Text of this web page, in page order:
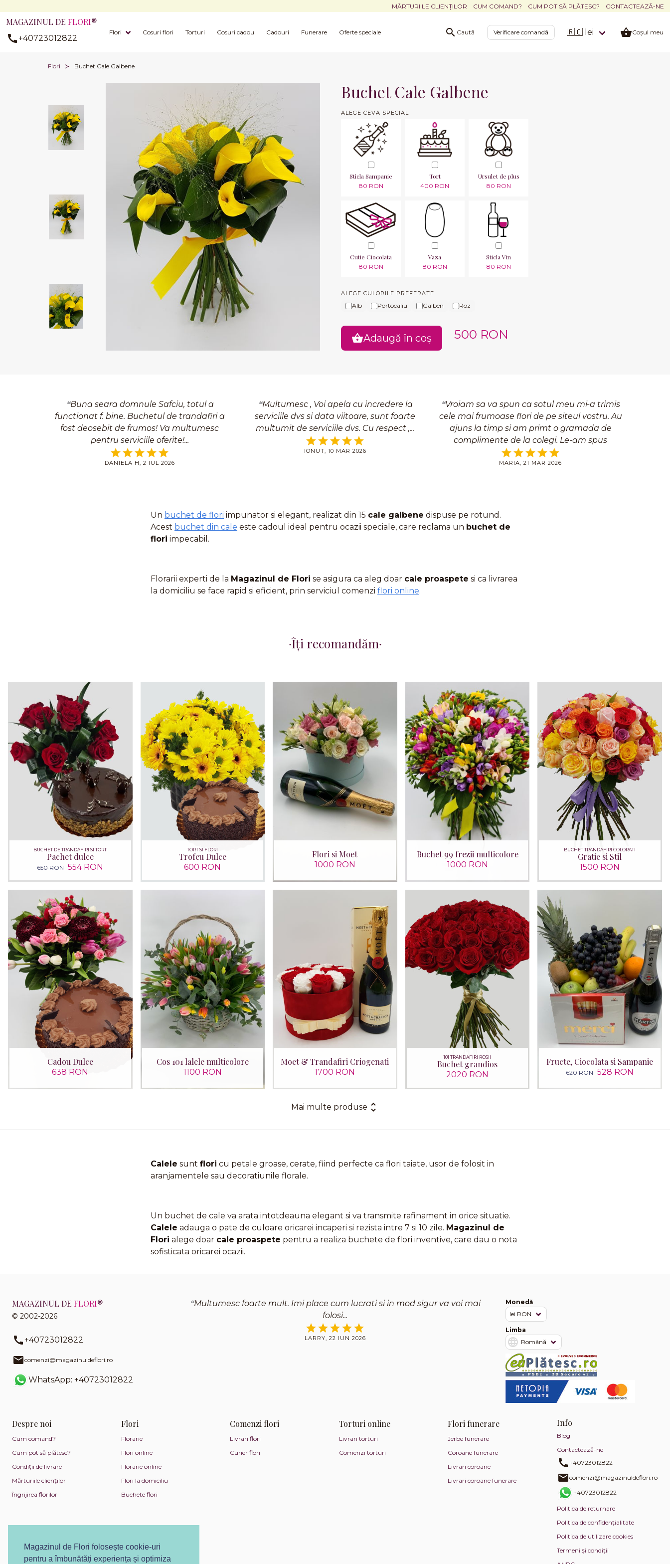
MĂRTURIILE CLIENȚILOR CUM COMAND? CUM POT SĂ PLĂTESC? CONTACTEAZĂ-NE
MAGAZINUL DE FLORI®
+40723012822
Flori Cosuri flori Torturi Cosuri cadou Cadouri Funerare Oferte speciale Caută Verificare comandă 🇷🇴 lei Coșul meu
Flori Buchet Cale Galbene
Buchet Cale Galbene
ALEGE CEVA SPECIAL
Sticla Sampanie
80 RON
Tort
400 RON
Ursulet de plus
80 RON
Cutie Ciocolata
80 RON
Vaza
80 RON
Sticla Vin
80 RON
ALEGE CULORILE PREFERATE
Alb Portocaliu Galben Roz
Adaugă în coș 500 RON
Buna seara domnule Safciu, totul a
functionat f. bine. Buchetul de trandafiri a
fost deosebit de frumos! Va multumesc
pentru serviciile oferite!
DANIELA H, 2 IUL 2026
Multumesc , Voi apela cu incredere la
serviciile dvs si data viitoare, sunt foarte
multumit de serviciile dvs. Cu respect ,
IONUT, 10 MAR 2026
Vroiam sa va spun ca sotul meu mi-a trimis
cele mai frumoase flori de pe siteul vostru. Au
ajuns la timp si am primt o gramada de
complimente de la colegi. Le-am spus
tuturor de unde sunt ! Multumesc pentru
serviciile excelente
MARIA, 21 MAR 2026
Un buchet de flori impunator si elegant, realizat din 15 cale galbene dispuse pe rotund.
Acest buchet din cale este cadoul ideal pentru ocazii speciale, care reclama un buchet de
flori impecabil.
Florarii experti de la Magazinul de Flori se asigura ca aleg doar cale proaspete si ca livrarea
la domiciliu se face rapid si eficient, prin serviciul comenzi flori online.
Îți recomandăm
BUCHET DE TRANDAFIRI SI TORT
Pachet dulce
650 RON 554 RON
TORT SI FLORI
Trofeu Dulce
600 RON
Flori si Moet
1000 RON
Buchet 99 frezii multicolore
1000 RON
BUCHET TRANDAFIRI COLORATI
Gratie si Stil
1500 RON
Cadou Dulce
638 RON
Cos 101 lalele multicolore
1100 RON
Moet & Trandafiri Criogenati
1700 RON
101 TRANDAFIRI ROSII
Buchet grandios
2020 RON
Fructe, Ciocolata si Sampanie
620 RON 528 RON
Mai multe produse
Calele sunt flori cu petale groase, cerate, fiind perfecte ca flori taiate, usor de folosit in
aranjamentele sau decoratiunile florale.
Un buchet de cale va arata intotdeauna elegant si va transmite rafinament in orice situatie.
Calele adauga o pate de culoare oricarei incaperi si rezista intre 7 si 10 zile. Magazinul de
Flori alege doar cale proaspete pentru a realiza buchete de flori inventive, care dau o nota
sofisticata oricarei ocazii.
MAGAZINUL DE FLORI®
© 2002-2026
+40723012822
comenzi@magazinuldeflori.ro
WhatsApp: +40723012822
Multumesc foarte mult. Imi place cum lucrati si in mod sigur va voi mai
folosi
LARRY, 22 IUN 2026
Monedă
Limba
Despre noi
Cum comand?
Cum pot să plătesc?
Condiții de livrare
Mărturiile clienților
Îngrijirea florilor
Flori
Florarie
Flori online
Florarie online
Flori la domiciliu
Buchete flori
Comenzi flori
Livrari flori
Curier flori
Torturi online
Livrari torturi
Comenzi torturi
Flori funerare
Jerbe funerare
Coroane funerare
Livrari coroane
Livrari coroane funerare
Info
Blog
Contactează-ne
+40723012822
comenzi@magazinuldeflori.ro
+40723012822
Politica de returnare
Politica de confidențialitate
Politica de utilizare cookies
Termeni și condiții
Magazinul de Flori folosește cookie-uri
pentru a îmbunătăți experiența și optimiza